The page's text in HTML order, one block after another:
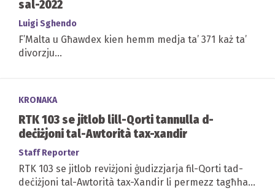
sal-2022
Luigi Sghendo
F’Malta u Għawdex kien hemm medja ta’ 371 każ ta’
divorzju...
KRONAKA
RTK 103 se jitlob lill-Qorti tannulla d-
deċiżjoni tal-Awtorità tax-xandir
Staff Reporter
RTK 103 se jitlob reviżjoni ġudizzjarja fil-Qorti tad-
deċiżjoni tal-Awtorità tax-Xandir li permezz tagħha